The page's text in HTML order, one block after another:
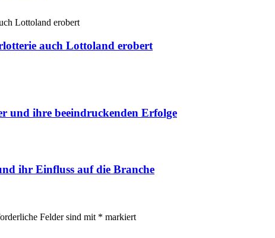
auch Lottoland erobert
und ihre beeindruckenden Erfolge
ihr Einfluss auf die Branche
Felder sind mit * markiert